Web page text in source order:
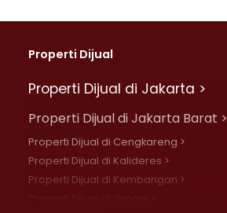
Properti Dijual
Properti Dijual di Jakarta >
Properti Dijual di Jakarta Barat >
Properti Dijual di Cengkareng >
Properti Dijual di Kalideres >
Properti Dijual di Kembangan >